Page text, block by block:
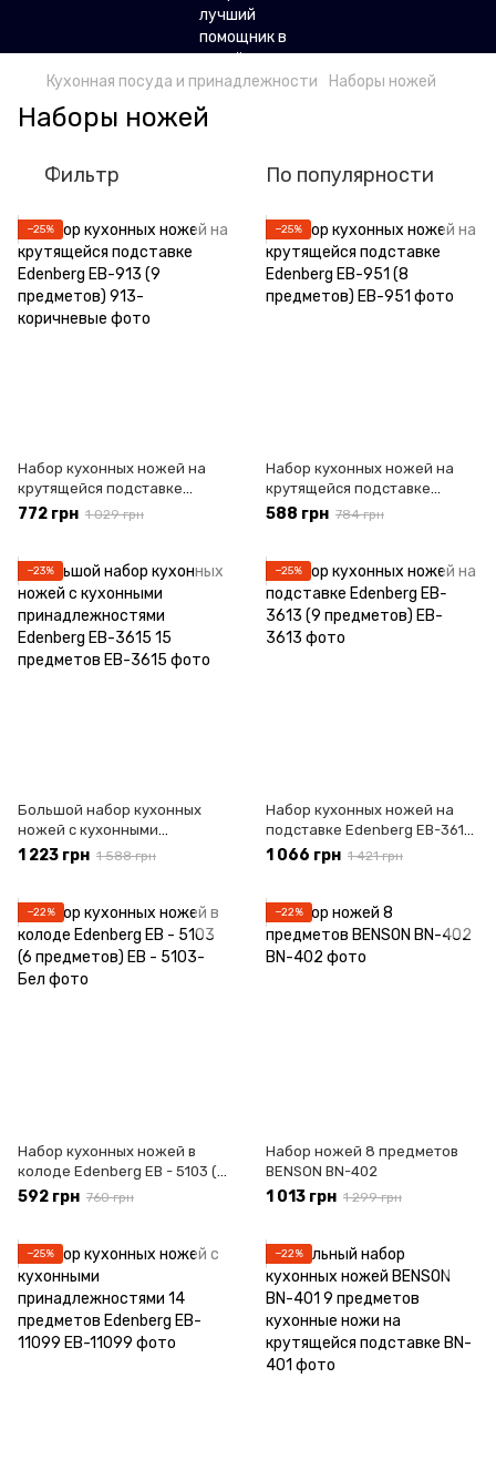
Кухонная посуда и принадлежности Наборы ножей
Наборы ножей
Фильтр По популярности
−25%
Набор кухонных ножей на
крутящейся подставке
Edenberg EB-913 (9
772 грн 1 029 грн
−25%
Набор кухонных ножей на
крутящейся подставке
Edenberg EB-951 (8
588 грн 784 грн
−23%
Большой набор кухонных
ножей с кухонными
принадлежностями
1 223 грн 1 588 грн
−25%
Набор кухонных ножей на
подставке Edenberg EB-3613
(9 предметов)
1 066 грн 1 421 грн
−22%
Набор кухонных ножей в
колоде Edenberg EB - 5103 (6
предметов)
592 грн 760 грн
−22%
Набор ножей 8 предметов
BENSON BN-402
1 013 грн 1 299 грн
−25% −22%